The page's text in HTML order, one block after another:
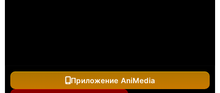
Приложение AniMedia